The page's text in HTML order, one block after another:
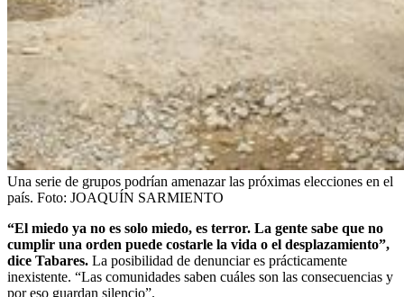
Una serie de grupos podrían amenazar las próximas elecciones en el
país. Foto: JOAQUÍN SARMIENTO
“El miedo ya no es solo miedo, es terror. La gente sabe que no
cumplir una orden puede costarle la vida o el desplazamiento”,
dice Tabares. La posibilidad de denunciar es prácticamente
inexistente. “Las comunidades saben cuáles son las consecuencias y
por eso guardan silencio”.